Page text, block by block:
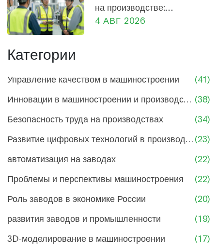
на производстве:
практическое руководство
4 АВГ 2026
Категории
Управление качеством в машиностроении
(41)
(38)
Безопасность труда на производствах
(34)
(23)
автоматизация на заводах
(22)
Проблемы и перспективы машиностроения
(22)
Роль заводов в экономике России
(20)
развития заводов и промышленности
(19)
3D-моделирование в машиностроении
(17)